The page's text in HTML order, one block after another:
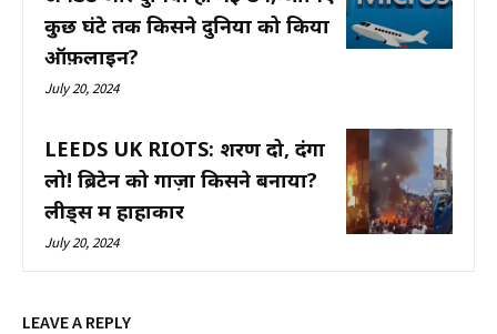
कुछ घंटे तक किसने दुनिया को किया
ऑफ़लाइन?
July 20, 2024
LEEDS UK RIOTS: शरण दो, दंगा
लो! ब्रिटेन को गाज़ा किसने बनाया?
लीड्स में हाहाकार
July 20, 2024
LEAVE A REPLY